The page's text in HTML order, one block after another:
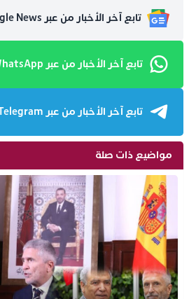
تابع آخر الأخبار من عبر Google News
تابع آخر الأخبار من عبر WhatsApp
تابع آخر الأخبار من عبر Telegram
مواضيع ذات صلة